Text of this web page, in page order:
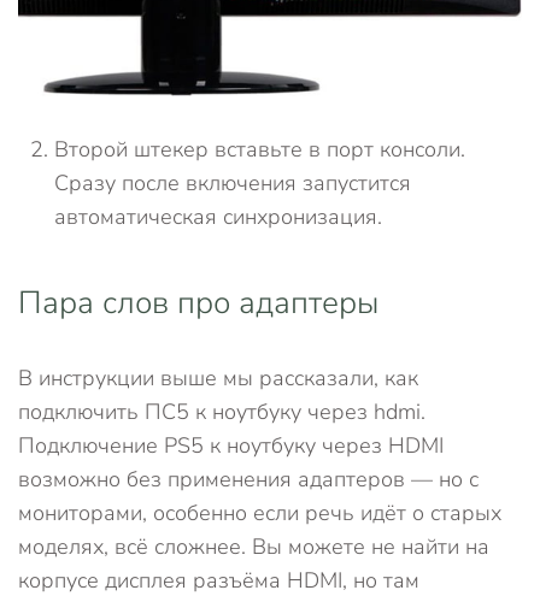
Второй штекер вставьте в порт консоли.
Сразу после включения запустится
автоматическая синхронизация.
Пара слов про адаптеры
В инструкции выше мы рассказали, как
подключить ПС5 к ноутбуку через hdmi.
Подключение PS5 к ноутбуку через HDMI
возможно без применения адаптеров — но с
мониторами, особенно если речь идёт о старых
моделях, всё сложнее. Вы можете не найти на
корпусе дисплея разъёма HDMI, но там